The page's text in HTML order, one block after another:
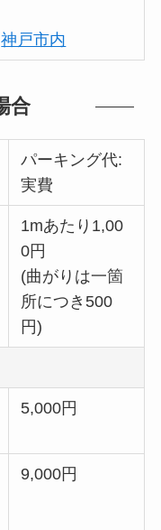
神戸市内
合
パーキング代:
実費
1mあたり1,00
0円
(曲がりは一箇
所につき500
円)
5,000円
9,000円